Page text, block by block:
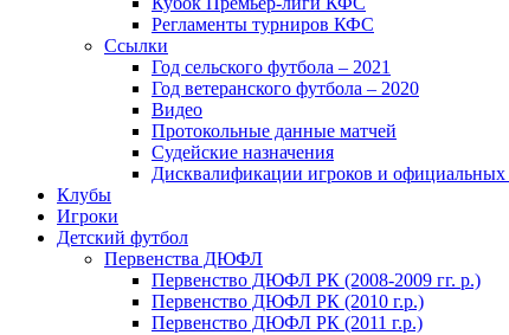
Регламенты турниров КФС
Ссылки
Год сельского футбола – 2021
Год ветеранского футбола – 2020
Видео
Протокольные данные матчей
Судейские назначения
Дисквалификации игроков и
Клубы
Игроки
Детский футбол
Первенства ДЮФЛ
Первенство ДЮФЛ РК (2008-2009 гг. р.)
Первенство ДЮФЛ РК (2010 г.р.)
Первенство ДЮФЛ РК (2011 г.р.)